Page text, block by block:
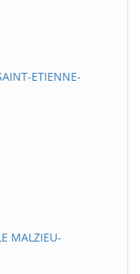
ETIENNE-
MALZIEU-